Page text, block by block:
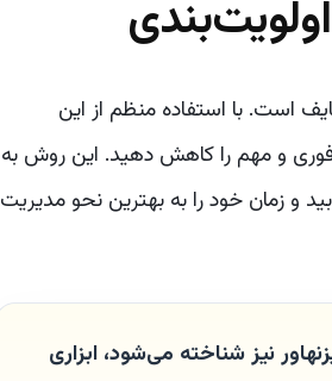
است. با استفاده منظم از این
فوری و مهم را کاهش دهید. این روش به
و زمان خود را به بهترین نحو مدیریت
نیز شناخته می‌شود، ابزاری